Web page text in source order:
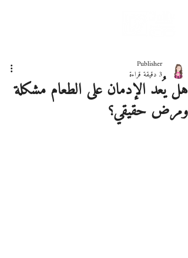
هل يُعد الإدمان على الطعام مشكلة
ومرض حقيقي؟
Publisher
3 دقيقة قراءة